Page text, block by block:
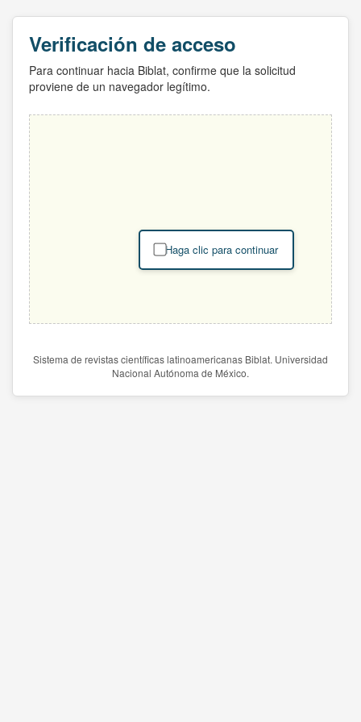
Verificación de acceso
Para continuar hacia Biblat, confirme que la solicitud
proviene de un navegador legítimo.
Haga clic para continuar
Sistema de revistas científicas latinoamericanas Biblat. Universidad
Nacional Autónoma de México.